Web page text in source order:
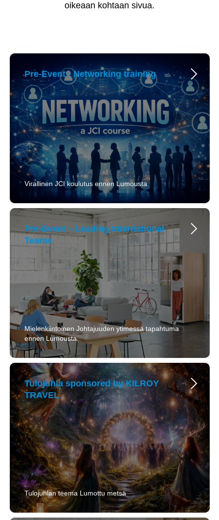
oikeaan kohtaan sivua.
Pre-Event - Networking training
Virallinen JCI koulutus ennen Lumousta
Pre-Event – Leading International
Teams
Mielenkiintoinen Johtajuuden ytimessä tapahtuma
ennen Lumousta
Tulojuhla sponsored byKILROY
TRAVEL
Tulojuhlan teema Lumottu metsä